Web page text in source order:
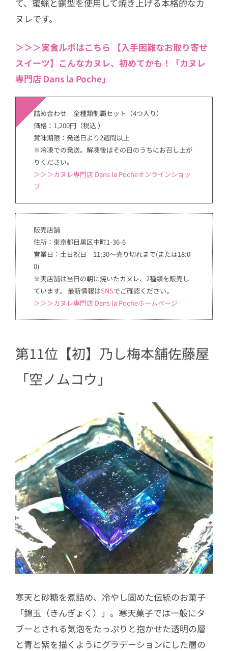
て、蜜蝋と銅型を使用して焼き上げる本格的なカ
ヌレです。
＞＞＞実食ルポはこちら 【入手困難なお取り寄せ
スイーツ】こんなカヌレ、初めてかも！「カヌレ
専門店 Dans la Poche」
詰め合わせ 全種類制覇セット（4つ入り）
価格：1,200円（税込 ）
賞味期限：発送日より2週間以上
※冷凍での発送。解凍後はその日のうちにお召し上が
りください。
＞＞＞カヌレ専門店 Dans la Pocheオンラインショッ
プ
販売店舗
住所：東京都目黒区中町1-36-6
営業日：土日祝日 11:30〜売り切れまで(または18:0
0)
※実店舗は当日の朝に焼いたカヌレ、2種類を販売し
ています。 最新情報はSNSでご確認ください。
＞＞＞カヌレ専門店 Dans la Pocheホームページ
第11位【初】乃し梅本舗佐藤屋
「空ノムコウ」
寒天と砂糖を煮詰め、冷やし固めた伝統のお菓子
「錦玉（きんぎょく）」。寒天菓子では一般にタ
ブーとされる気泡をたっぷりと抱かせた透明の層
と青と紫を描くようにグラデーションにした層の